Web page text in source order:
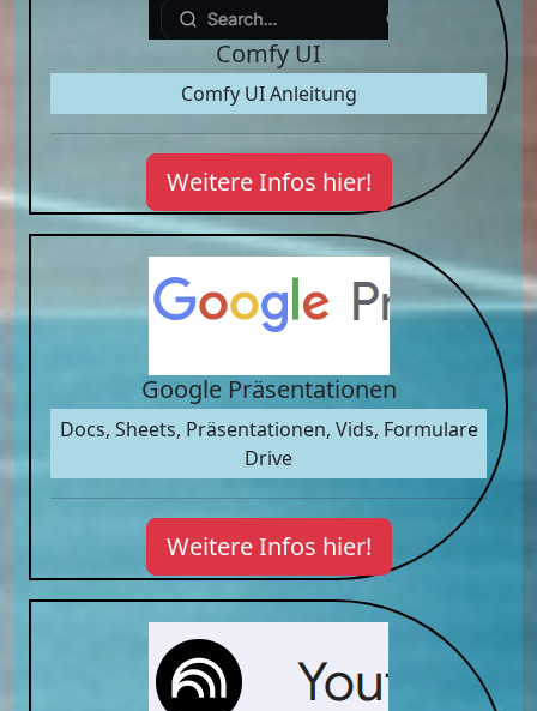
Comfy UI
Comfy UI Anleitung
Weitere Infos hier!
Google Präsentationen
Docs, Sheets, Präsentationen, Vids, Formulare
Drive
Weitere Infos hier!